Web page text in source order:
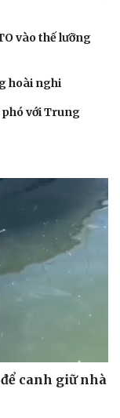
vào thế lưỡng
hoài nghi
phó với Trung
canh giữ nhà